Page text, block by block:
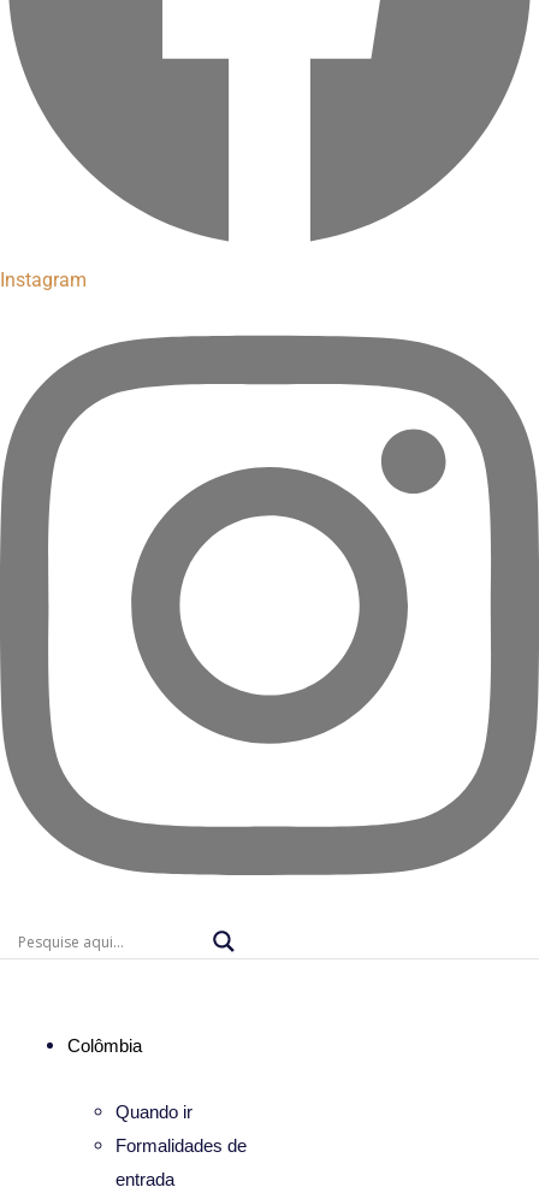
Instagram
Colômbia
Quando ir
Formalidades de
entrada